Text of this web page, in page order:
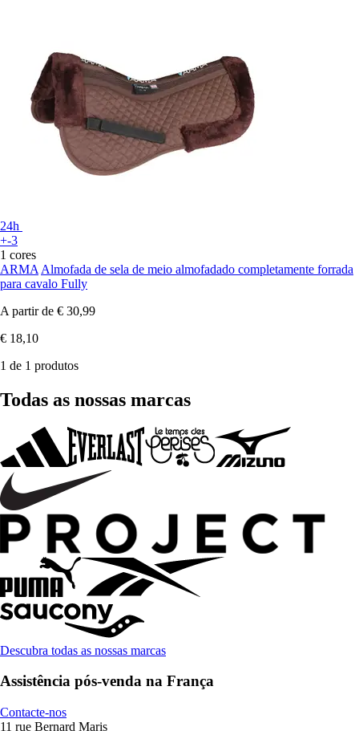
24h
+-3
1 cores
ARMA Almofada de sela de meio almofadado completamente forrada
para cavalo Fully
A partir de € 30,99
€ 18,10
1 de 1 produtos
Todas as nossas marcas
Descubra todas as nossas marcas
Assistência pós-venda na França
Contacte-nos
11 rue Bernard Maris